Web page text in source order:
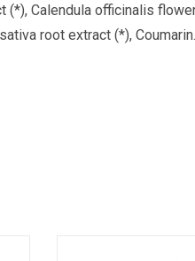
(*), Calendula officinalis
root extract (*), Coumarin.